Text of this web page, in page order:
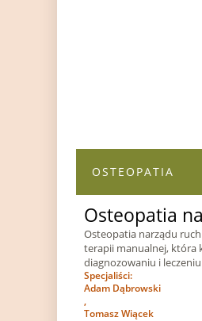
OSTEOPATIA
Osteopatia
Osteopatia narządu
terapii manualnej, która
diagnozowaniu i
Specjaliści:
Adam Dąbrowski
,
Tomasz Wiącek